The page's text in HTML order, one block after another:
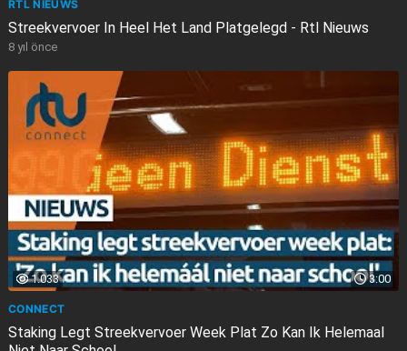
RTL NIEUWS
Streekvervoer In Heel Het Land Platgelegd - Rtl Nieuws
8 yıl önce
3:00
1.033
CONNECT
Staking Legt Streekvervoer Week Plat Zo Kan Ik Helemaal